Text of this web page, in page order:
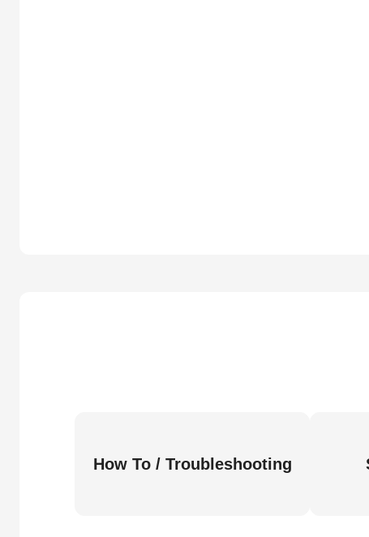
How To / Troubleshooting